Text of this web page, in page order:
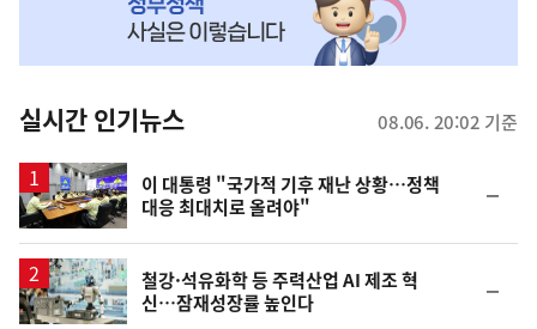
뉴
스
실시간 인기뉴스 08.06. 20:02 기준
이 대통령 "국가적 기후 재난 상황…정책
대응 최대치로 올려야"
일
철강·석유화학 등 주력산업 AI 제조 혁
신…잠재성장률 높인다